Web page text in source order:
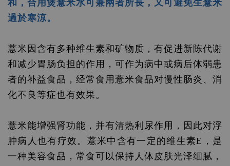
和，合用煲薏米水可兼兩者所長，又可避免生薏米
過於寒涼。
薏米因含有多种维生素和矿物质，有促进新陈代谢
和减少胃肠负担的作用，可作为病中或病后体弱患
者的补益食品，经常食用薏米食品对慢性肠炎、消
化不良等症也有效果。
薏米能增强肾功能，并有清热利尿作用，因此对浮
肿病人也有疗效。薏米中含有一定的维生素E，是
一种美容食品，常食可以保持人体皮肤光泽细腻，